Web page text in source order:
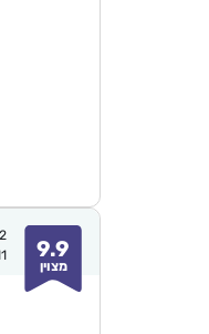
9.9
מצוין
2